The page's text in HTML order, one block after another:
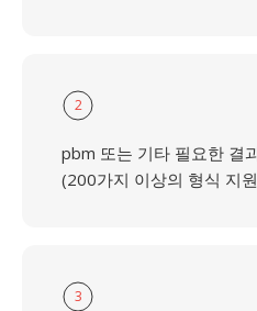
2
pbm 또는 기타 필요한 결
(200가지 이상의 형식 지
3